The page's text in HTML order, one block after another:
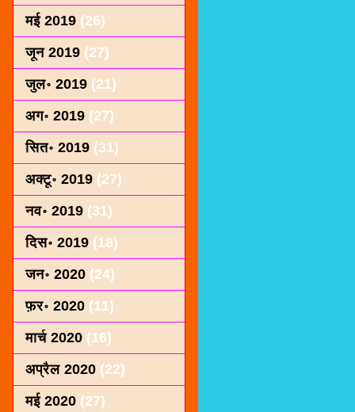
मई 2019 (26)
जून 2019 (27)
जुल॰ 2019 (21)
अग॰ 2019 (27)
सित॰ 2019 (31)
अक्टू॰ 2019 (27)
नव॰ 2019 (31)
दिस॰ 2019 (18)
जन॰ 2020 (24)
फ़र॰ 2020 (11)
मार्च 2020 (16)
अप्रैल 2020 (22)
मई 2020 (27)